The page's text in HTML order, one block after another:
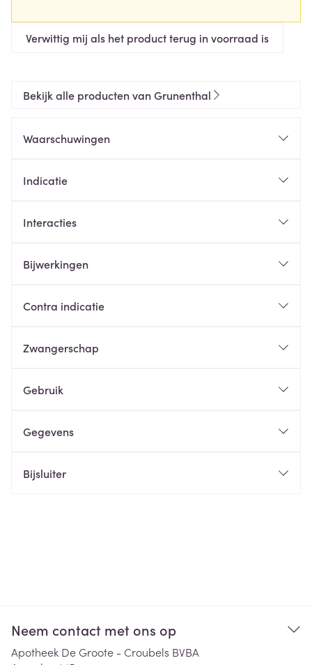
Verwittig mij als het product terug in voorraad is
Bekijk alle producten van Grunenthal
Waarschuwingen
Indicatie
Interacties
Bijwerkingen
Contra indicatie
Zwangerschap
Gebruik
Gegevens
Bijsluiter
Neem contact met ons op
Apotheek De Groote - Croubels BVBA